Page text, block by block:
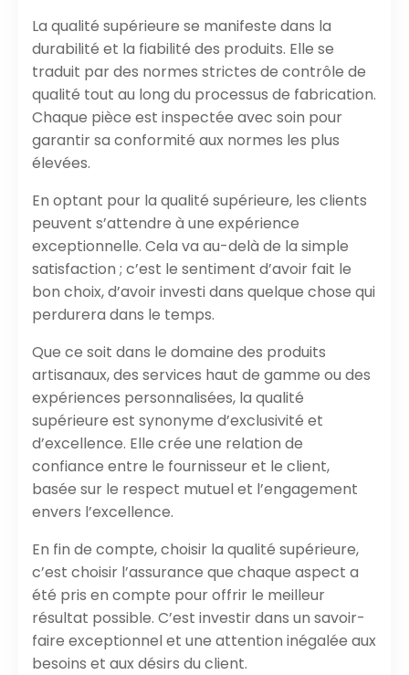
La qualité supérieure se manifeste dans la
durabilité et la fiabilité des produits. Elle se
traduit par des normes strictes de contrôle de
qualité tout au long du processus de fabrication.
Chaque pièce est inspectée avec soin pour
garantir sa conformité aux normes les plus
élevées.
En optant pour la qualité supérieure, les clients
peuvent s’attendre à une expérience
exceptionnelle. Cela va au-delà de la simple
satisfaction ; c’est le sentiment d’avoir fait le
bon choix, d’avoir investi dans quelque chose qui
perdurera dans le temps.
Que ce soit dans le domaine des produits
artisanaux, des services haut de gamme ou des
expériences personnalisées, la qualité
supérieure est synonyme d’exclusivité et
d’excellence. Elle crée une relation de
confiance entre le fournisseur et le client,
basée sur le respect mutuel et l’engagement
envers l’excellence.
En fin de compte, choisir la qualité supérieure,
c’est choisir l’assurance que chaque aspect a
été pris en compte pour offrir le meilleur
résultat possible. C’est investir dans un savoir-
faire exceptionnel et une attention inégalée aux
besoins et aux désirs du client.